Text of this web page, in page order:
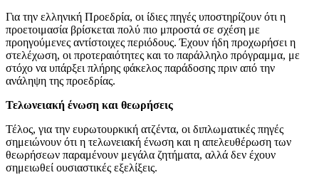
Για την ελληνική Προεδρία, οι ίδιες πηγές υποστηρίζουν ότι η
προετοιμασία βρίσκεται πολύ πιο μπροστά σε σχέση με
προηγούμενες αντίστοιχες περιόδους. Έχουν ήδη προχωρήσει η
στελέχωση, οι προτεραιότητες και το παράλληλο πρόγραμμα, με
στόχο να υπάρξει πλήρης φάκελος παράδοσης πριν από την
ανάληψη της προεδρίας.
Τελωνειακή ένωση και θεωρήσεις
Τέλος, για την ευρωτουρκική ατζέντα, οι διπλωματικές πηγές
σημειώνουν ότι η τελωνειακή ένωση και η απελευθέρωση των
θεωρήσεων παραμένουν μεγάλα ζητήματα, αλλά δεν έχουν
σημειωθεί ουσιαστικές εξελίξεις.